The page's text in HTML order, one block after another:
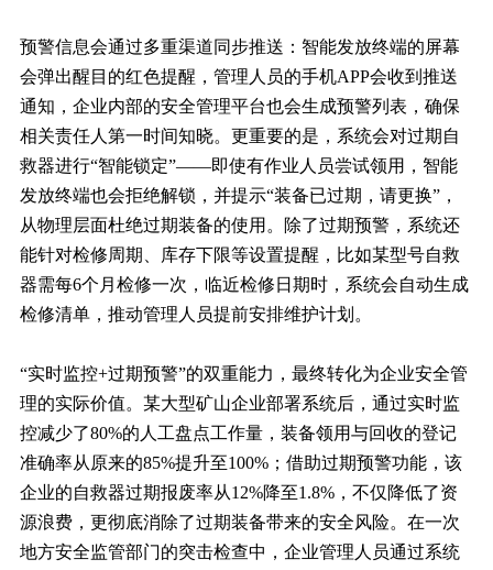
预警信息会通过多重渠道同步推送：智能发放终端的屏幕
会弹出醒目的红色提醒，管理人员的手机APP会收到推送
通知，企业内部的安全管理平台也会生成预警列表，确保
相关责任人第一时间知晓。更重要的是，系统会对过期自
救器进行“智能锁定”——即使有作业人员尝试领用，智能
发放终端也会拒绝解锁，并提示“装备已过期，请更换”，
从物理层面杜绝过期装备的使用。除了过期预警，系统还
能针对检修周期、库存下限等设置提醒，比如某型号自救
器需每6个月检修一次，临近检修日期时，系统会自动生成
检修清单，推动管理人员提前安排维护计划。
“实时监控+过期预警”的双重能力，最终转化为企业安全管
理的实际价值。某大型矿山企业部署系统后，通过实时监
控减少了80%的人工盘点工作量，装备领用与回收的登记
准确率从原来的85%提升至100%；借助过期预警功能，该
企业的自救器过期报废率从12%降至1.8%，不仅降低了资
源浪费，更彻底消除了过期装备带来的安全风险。在一次
地方安全监管部门的突击检查中，企业管理人员通过系统